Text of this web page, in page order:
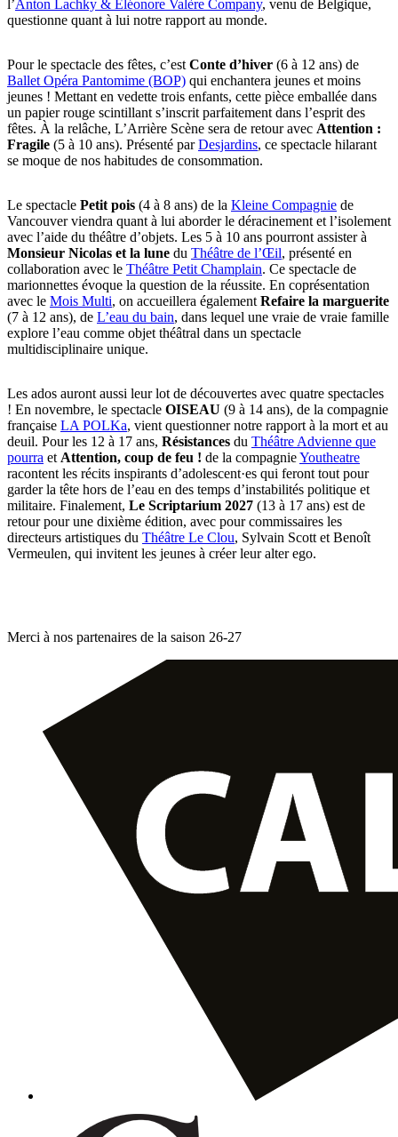
l’Anton Lachky & Eléonore Valère Company, venu de Belgique,
questionne quant à lui notre rapport au monde.
Pour le spectacle des fêtes, c’est Conte d’hiver (6 à 12 ans) de
Ballet Opéra Pantomime (BOP) qui enchantera jeunes et moins
jeunes ! Mettant en vedette trois enfants, cette pièce emballée dans
un papier rouge scintillant s’inscrit parfaitement dans l’esprit des
fêtes. À la relâche, L’Arrière Scène sera de retour avec Attention :
Fragile (5 à 10 ans). Présenté parDesjardins, ce spectacle hilarant
se moque de nos habitudes de consommation.
Le spectacle Petit pois (4 à 8 ans) de la Kleine Compagnie de
Vancouver viendra quant à lui aborder le déracinement et l’isolement
avec l’aide du théâtre d’objets. Les 5 à 10 ans pourront assister à
Monsieur Nicolas et la lune du Théâtre de l’Œil, présenté en
collaboration avec le Théâtre Petit Champlain. Ce spectacle de
marionnettes évoque la question de la réussite. En coprésentation
avec le Mois Multi, on accueillera également Refaire la marguerite
(7 à 12 ans), de L’eau du bain, dans lequel une vraie de vraie famille
explore l’eau comme objet théâtral dans un spectacle
multidisciplinaire unique.
Les ados auront aussi leur lot de découvertes avec quatre spectacles
! En novembre, le spectacle OISEAU (9 à 14 ans), de la compagnie
française LA POLKa, vient questionner notre rapport à la mort et au
deuil. Pour les 12 à 17 ans, Résistances du Théâtre Advienne que
pourra et Attention, coup de feu ! de la compagnieYoutheatre
racontent les récits inspirants d’adolescent·es qui feront tout pour
garder la tête hors de l’eau en des temps d’instabilités politique et
militaire. Finalement, Le Scriptarium 2027 (13 à 17 ans) est de
retour pour une dixième édition, avec pour commissaires les
directeurs artistiques du Théâtre Le Clou, Sylvain Scott et Benoît
Vermeulen, qui invitent les jeunes à créer leur alter ego.
Merci à nos partenaires de la saison 26-27